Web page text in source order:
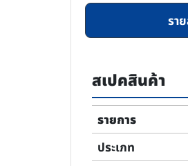
รา
สเปคสินค้า
รายการ
ประเภท